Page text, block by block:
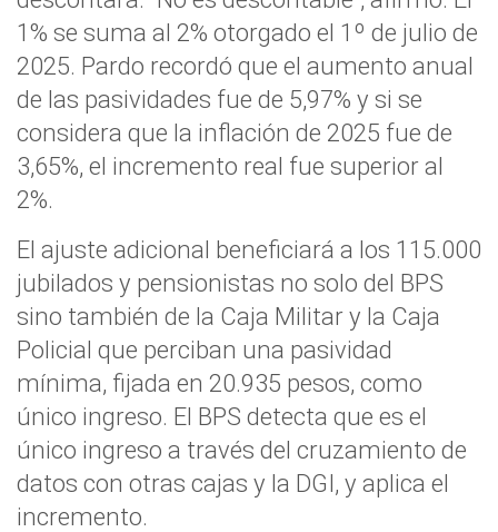
1% se suma al 2% otorgado el 1º de julio de
2025. Pardo recordó que el aumento anual
de las pasividades fue de 5,97% y si se
considera que la inflación de 2025 fue de
3,65%, el incremento real fue superior al
2%.
El ajuste adicional beneficiará a los 115.000
jubilados y pensionistas no solo del BPS
sino también de la Caja Militar y la Caja
Policial que perciban una pasividad
mínima, fijada en 20.935 pesos, como
único ingreso. El BPS detecta que es el
único ingreso a través del cruzamiento de
datos con otras cajas y la DGI, y aplica el
incremento.